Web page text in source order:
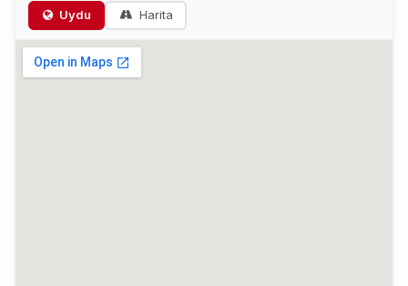
Uydu Harita